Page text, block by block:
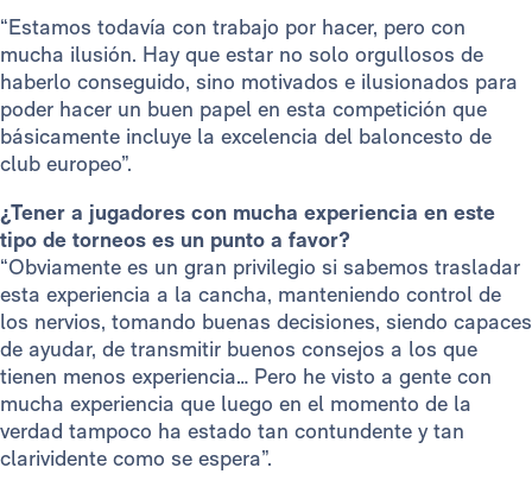
“Estamos todavía con trabajo por hacer, pero con
mucha ilusión. Hay que estar no solo orgullosos de
haberlo conseguido, sino motivados e ilusionados para
poder hacer un buen papel en esta competición que
básicamente incluye la excelencia del baloncesto de
club europeo”.
¿Tener a jugadores con mucha experiencia en este
tipo de torneos es un punto a favor?
“Obviamente es un gran privilegio si sabemos trasladar
esta experiencia a la cancha, manteniendo control de
los nervios, tomando buenas decisiones, siendo capaces
de ayudar, de transmitir buenos consejos a los que
tienen menos experiencia… Pero he visto a gente con
mucha experiencia que luego en el momento de la
verdad tampoco ha estado tan contundente y tan
clarividente como se espera”.